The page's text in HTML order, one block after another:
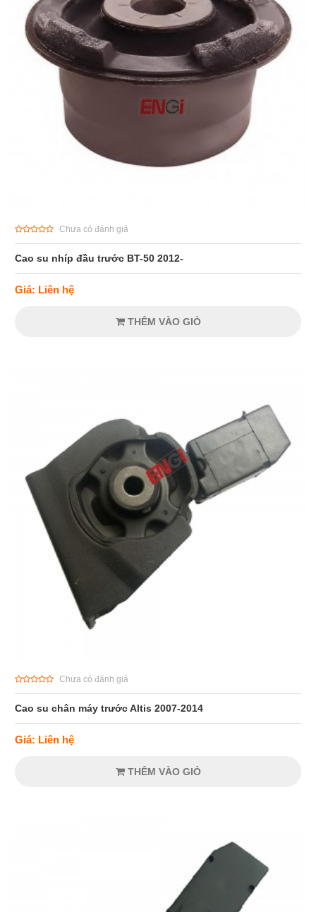
Chưa có đánh giá
Cao su nhíp đầu trước BT-50 2012-
Giá: Liên hệ
THÊM VÀO GIỎ
Chưa có đánh giá
Cao su chân máy trước Altis 2007-2014
Giá: Liên hệ
THÊM VÀO GIỎ